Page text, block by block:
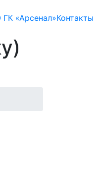
ГК «Арсенал»Контакты